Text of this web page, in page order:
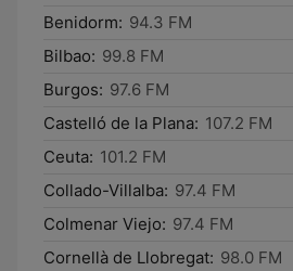
Benidorm: 94.3 FM
Bilbao: 99.8 FM
Burgos: 97.6 FM
Castelló de la Plana: 107.2 FM
Ceuta: 101.2 FM
Collado-Villalba: 97.4 FM
Colmenar Viejo: 97.4 FM
Cornellà de Llobregat: 98.0 FM